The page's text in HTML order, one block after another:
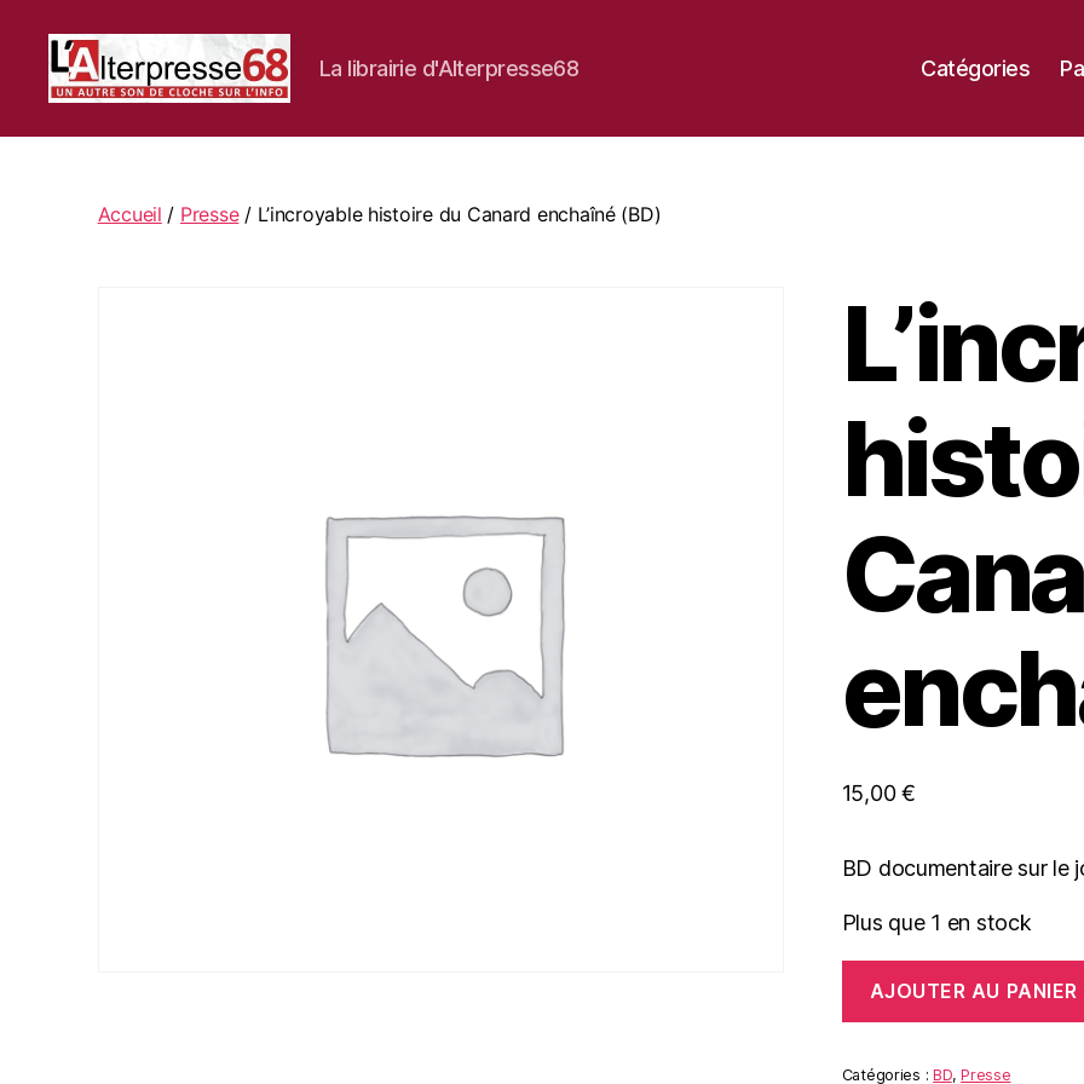
librairie
La librairie d'Alterpresse68 Catégories
Accueil / Presse/ L’incroyable histoire du Canard enchaîné (BD)
15,00€
BD documentaire sur le
Plus que 1 en stock
L'incroyable
du
AJOUTER AU PANIER
Catégories :BD,Presse